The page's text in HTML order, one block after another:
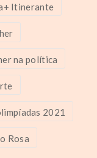
Itinerante
na política
2021
Rosa